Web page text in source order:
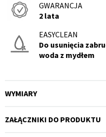
GWARANCJA
2 lata
EASYCLEAN
Do usunięcia
woda z mydłem
WYMIARY
ZAŁĄCZNIKI DO PRODUKTU